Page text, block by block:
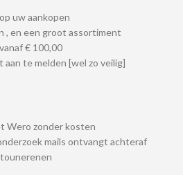
uw aankopen
, en een groot assortiment
€ 100,00
te melden [wel zo veilig]
Wero zonder kosten
mails ontvangt achteraf